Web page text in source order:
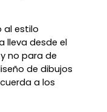
al estilo
lleva desde el
no para de
de dibujos
a los